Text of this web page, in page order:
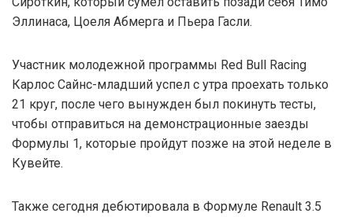
Эллинаса, Цоеля Абмерга и Пьера Гасли.
Участник молодежной программы Red Bull Racing
Карлос Сайнс-младший успел с утра проехать только
21 круг, после чего вынужден был покинуть тесты,
чтобы отправиться на демонстрационные заезды
Формулы 1, которые пройдут позже на этой неделе в
Кувейте.
Также сегодня дебютировала в Формуле Renault 3.5